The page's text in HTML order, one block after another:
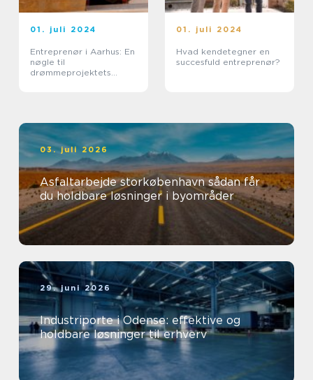
01. juli 2024
Entreprenør i Aarhus: En
nøgle til
drømmeprojektets
01. juli 2024
Hvad kendetegner en
succesfuld entreprenør?
03. juli 2026
Asfaltarbejde storkøbenhavn sådan får
du holdbare løsninger i byområder
29. juni 2026
Industriporte i Odense: effektive og
holdbare løsninger til erhverv